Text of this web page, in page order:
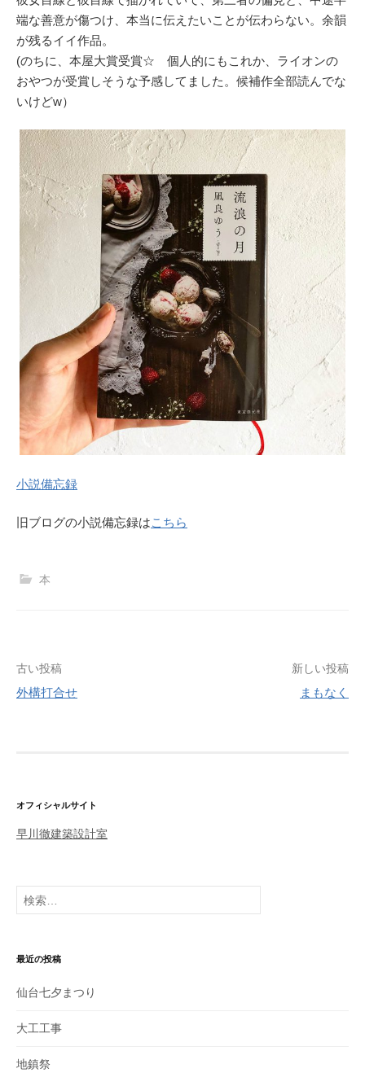
端な善意が傷つけ、本当に伝えたいことが伝わらない。余韻
が残るイイ作品。
(のちに、本屋大賞受賞☆ 個人的にもこれか、ライオンの
おやつが受賞しそうな予感してました。候補作全部読んでな
いけどw）
小説備忘録
旧ブログの小説備忘録はこちら
本
ゲ
ー
ョ
ン
古い投稿
外構打合せ
新しい投稿
まもなく
オフィシャルサイト
早川徹建築設計室
検
索
最近の投稿
仙台七夕まつり
大工工事
地鎮祭